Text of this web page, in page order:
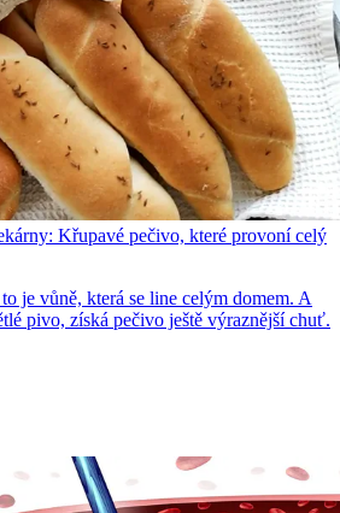
Křupavé pečivo, které provoní celý
je vůně, která se line celým domem. A
pivo, získá pečivo ještě výraznější chuť.